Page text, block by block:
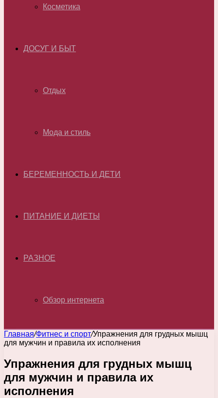
Косметика
ДОСУГ И БЫТ
Отдых
Мода и стиль
БЕРЕМЕННОСТЬ И ДЕТИ
ПИТАНИЕ И ДИЕТЫ
РАЗНОЕ
Обзор интернета
Главная/Фитнес и спорт/Упражнения для грудных мышц
для мужчин и правила их исполнения
Упражнения для грудных мышц
для мужчин и правила их
исполнения